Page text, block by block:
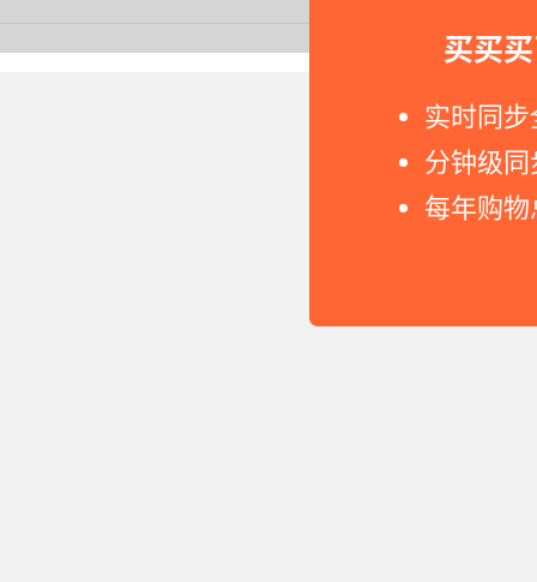
买买
实时同
分钟级
每年购
Copyright © 2011-2026 网购